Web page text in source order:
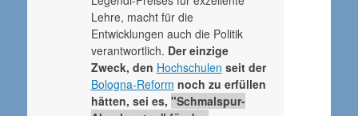
Lehre, macht für die
Entwicklungen auch die Politik
verantwortlich. Der einzige
Zweck, den Hochschulen seit der
Bologna-Reform noch zu erfüllen
hätten, sei es, "Schmalspur-